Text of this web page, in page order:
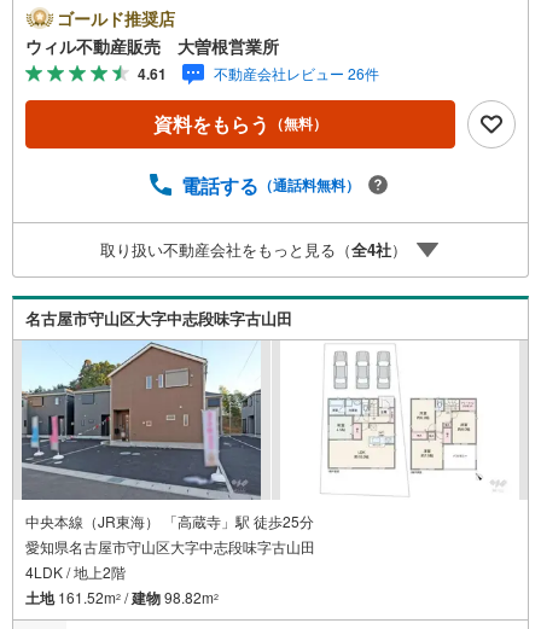
区、守山区の直接のご売却依頼を数多くいただいている不
動産仲介会社です。ネット上で分かる立地環境はもちろ
ん、過去にお任せいただいたお客様に現地の生の声をもと
に住戸環境を提案致します。＼平日のお住まい探しの方へ/
弊社では平日にご内覧・契約など平日にお住まい探しをさ
れるお客様にサービスをご用意しています。＼お仕事で忙
事前にご予約頂きましたら営業時間外でのご内覧もご対応
動産業者間で不動産情報が共有されているので、名古屋市
全域や、その他隣接エリアでもご内覧が可能です！ 【大曽
根営業所】○地下鉄名城線、JR中央線「大曽根」駅徒歩1分
○お子様が遊べるキッズスペースあり○定休日ございません
ゴールド推奨店
ウィル不動産販売 大曽根営業所
4.61 不動産会社レビュー 26件
資料をもらう （無料）
電話する （通話料無料）
取り扱い不動産会社をもっと見る（全4社）
名古屋市守山区大字中志段味字古山田
中央本線（JR東海） 「高蔵寺」駅 徒歩25分
愛知県名古屋市守山区大字中志段味字古山田
4LDK / 地上2階
土地161.52m2 /建物98.82m2